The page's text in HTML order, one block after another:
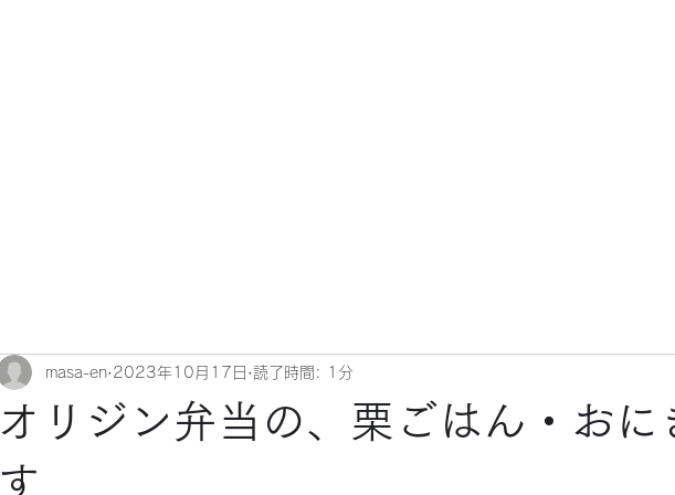
オリジン弁当の、栗ごはん・おに
す
masa-en 2023年10月17日 読了時間: 1分